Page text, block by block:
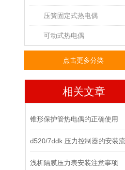
压簧固定式热电偶
可动式热电偶
点击更多分类
相关文章
锥形保护管热电偶的正确使用
浅析隔膜压力表安装注意事项